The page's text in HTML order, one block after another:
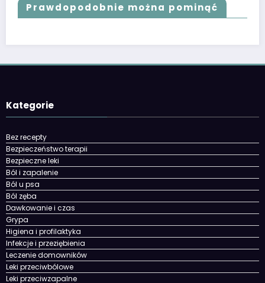
Prawdopodobnie można pominąć
Kategorie
Bez recepty
Bezpieczeństwo terapii
Bezpieczne leki
Ból i zapalenie
Ból u psa
Ból zęba
Dawkowanie i czas
Grypa
Higiena i profilaktyka
Infekcje i przeziębienia
Leczenie domowników
Leki przeciwbólowe
Leki przeciwzapalne